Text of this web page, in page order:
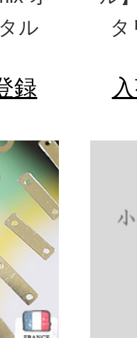
ル
録
タ